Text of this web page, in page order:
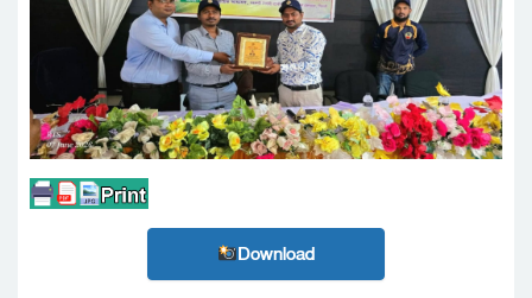
Download